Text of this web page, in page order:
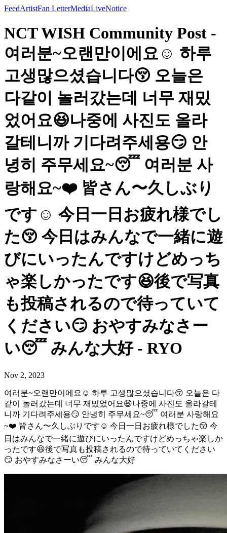
FeedArtistFan LetterMediaLiveNotice
NCT WISH Community Post -
여러분~오랜만이에요☺️ 하루
고생많으셨습니다😚 오늘은
다같이 놀러갔는데 너무 재밌
었어요😆나중에 사진도 올라
갈테니까 기다려주세용😏 안
녕히 주무세요~😴 여러분 사
랑해요~❤️ 皆さん〜久しぶり
です☺️ 今日一日お疲れ様でし
た😚 今日はみんなで一緒に遊
びにいったんですけどめっち
ゃ楽しかったです😆後で写真
も投稿されるので待っていて
ください😏 おやすみなさー
い😴 みんな大好 - RYO
Nov 2, 2023
여러분~오랜만이에요☺️ 하루 고생많으셨습니다😚 오늘은 다
같이 놀러갔는데 너무 재밌었어요😆나중에 사진도 올라갈테
니까 기다려주세용😏 안녕히 주무세요~😴 여러분 사랑해요
~❤️ 皆さん〜久しぶりです☺️ 今日一日お疲れ様でした😚 今
日はみんなで一緒に遊びにいったんですけどめっちゃ楽しか
ったです😆後で写真も投稿されるので待っていてください
😏 おやすみなさーい😴 みんな大好